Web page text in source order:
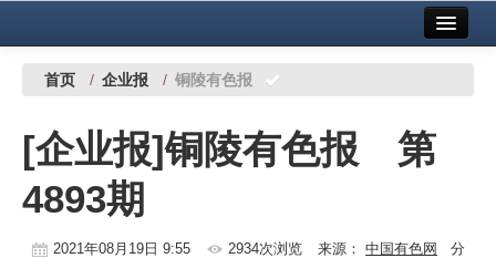
中国有色金属报社主办 广告服务
铜镍铅锌
铝
稀有稀土
首页 / 企业报 / 铜陵有色报
[企业报]铜陵有色报 第
4893期
2021年08月19日 9:55 2934次浏览 来源： 中国有色网
分